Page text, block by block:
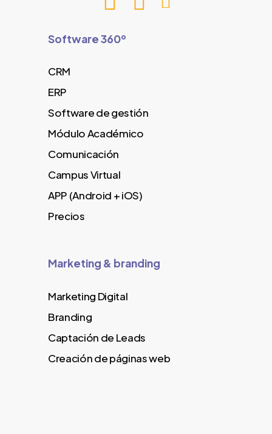
Software 360º
CRM
ERP
Software de gestión
Módulo Académico
Comunicación
Campus Virtual
APP (Android + iOS)
Precios
Marketing & branding
Marketing Digital
Branding
Captación de Leads
Creación de páginas web